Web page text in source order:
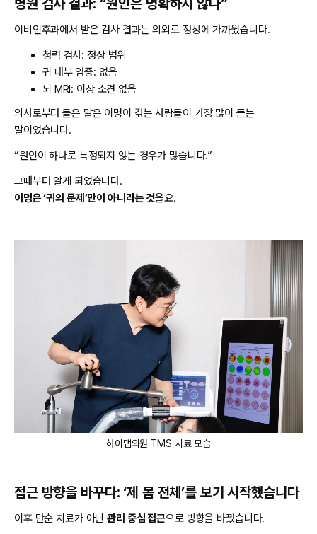
병원 검사 결과: “원인은 명확하지 않다”
이비인후과에서 받은 검사 결과는 의외로 정상에 가까웠습니다.
청력 검사: 정상 범위
귀 내부 염증: 없음
뇌 MRI: 이상 소견 없음
의사로부터 들은 말은 이명이 겪는 사람들이 가장 많이 듣는
말이었습니다.
“원인이 하나로 특정되지 않는 경우가 많습니다.”
그때부터 알게 되었습니다.
이명은 ‘귀의 문제’만이 아니라는 것을요.
하이맵의원 TMS 치료 모습
접근 방향을 바꾸다: ‘제 몸 전체’를 보기 시작했습니다
이후 단순 치료가 아닌관리 중심 접근으로 방향을 바꿨습니다.